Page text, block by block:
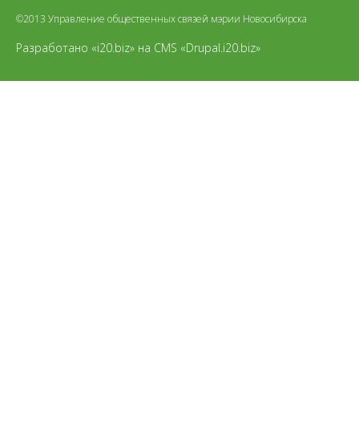
©2013 Управление общественных связей мэрии Новосибирска
Разработано «i20.biz» на CMS «Drupal.i20.biz»